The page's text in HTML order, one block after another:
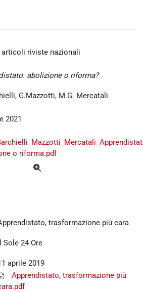
articoli riviste nazionali
abolizione o riforma?
G.Mazzotti, M.G. Mercatali
2021
o riforma.pdf
trasformazione più cara
Sole 24 Ore
aprile 2019
Apprendistato, trasformazione più